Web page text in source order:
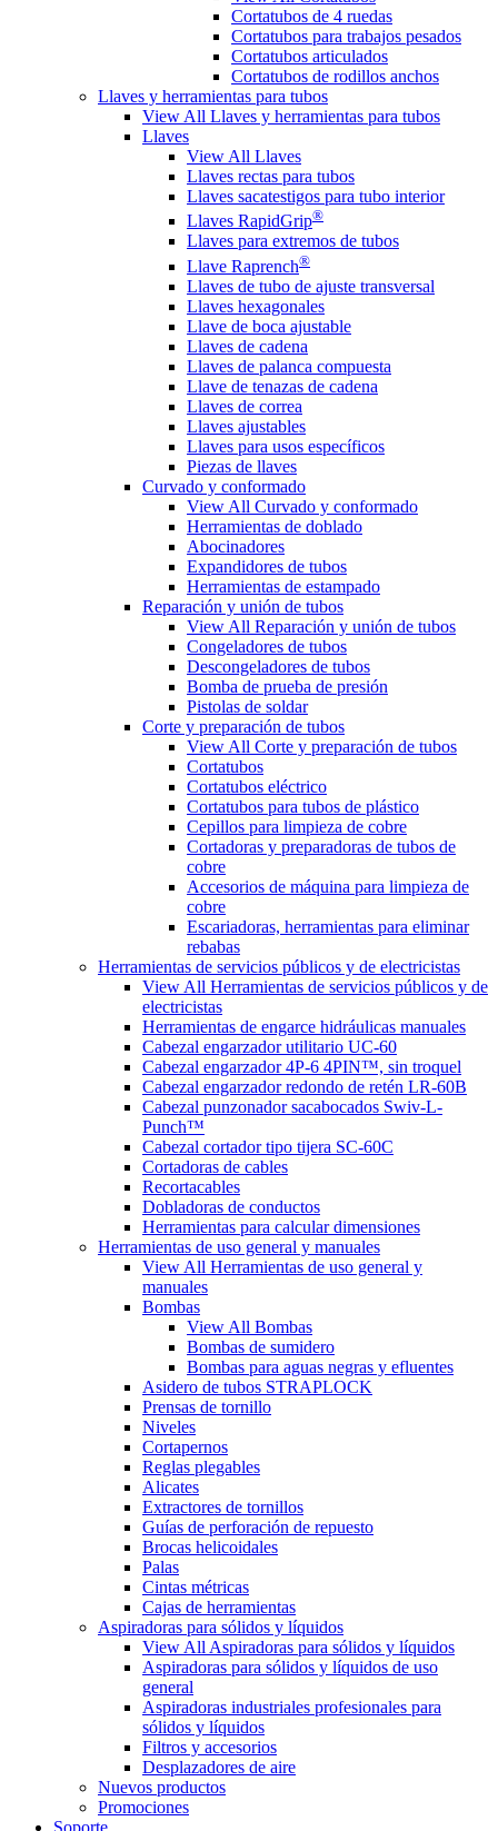
Cortatubos de 4 ruedas
Cortatubos para trabajos pesados
Cortatubos articulados
Cortatubos de rodillos anchos
Llaves y herramientas para tubos
View All Llaves y herramientas para tubos
Llaves
View All Llaves
Llaves rectas para tubos
Llaves sacatestigos para tubo interior
Llaves RapidGrip®
Llaves para extremos de tubos
Llave Raprench®
Llaves de tubo de ajuste transversal
Llaves hexagonales
Llave de boca ajustable
Llaves de cadena
Llaves de palanca compuesta
Llave de tenazas de cadena
Llaves de correa
Llaves ajustables
Llaves para usos específicos
Piezas de llaves
Curvado y conformado
View All Curvado y conformado
Herramientas de doblado
Abocinadores
Expandidores de tubos
Herramientas de estampado
Reparación y unión de tubos
View All Reparación y unión de tubos
Congeladores de tubos
Descongeladores de tubos
Bomba de prueba de presión
Pistolas de soldar
Corte y preparación de tubos
View All Corte y preparación de tubos
Cortatubos
Cortatubos eléctrico
Cortatubos para tubos de plástico
Cepillos para limpieza de cobre
Cortadoras y preparadoras de tubos de
cobre
Accesorios de máquina para limpieza de
cobre
Escariadoras, herramientas para eliminar
rebabas
Herramientas de servicios públicos y de electricistas
View All Herramientas de servicios públicos y de
electricistas
Herramientas de engarce hidráulicas manuales
Cabezal engarzador utilitario UC-60
Cabezal engarzador 4P-6 4PIN™, sin troquel
Cabezal engarzador redondo de retén LR-60B
Cabezal punzonador sacabocados Swiv-L-
Punch™
Cabezal cortador tipo tijera SC-60C
Cortadoras de cables
Recortacables
Dobladoras de conductos
Herramientas para calcular dimensiones
Herramientas de uso general y manuales
View All Herramientas de uso general y
manuales
Bombas
View All Bombas
Bombas de sumidero
Bombas para aguas negras y efluentes
Asidero de tubos STRAPLOCK
Prensas de tornillo
Niveles
Cortapernos
Reglas plegables
Alicates
Extractores de tornillos
Guías de perforación de repuesto
Brocas helicoidales
Palas
Cintas métricas
Cajas de herramientas
Aspiradoras para sólidos y líquidos
View All Aspiradoras para sólidos y líquidos
Aspiradoras para sólidos y líquidos de uso
general
Aspiradoras industriales profesionales para
sólidos y líquidos
Filtros y accesorios
Desplazadores de aire
Nuevos productos
Promociones
Soporte